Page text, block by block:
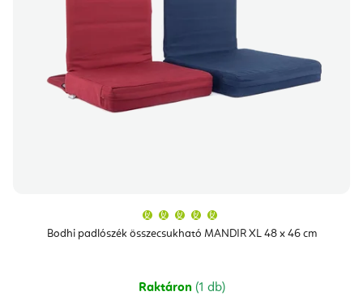
Bodhi padlószék összecsukható MANDIR XL 48 x 46 cm
átlagos
értékelése
csillag.
Raktáron (1 db)